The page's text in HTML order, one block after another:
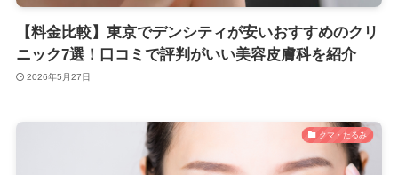
【料金比較】東京でデンシティが安いおすすめのクリ
ニック7選！口コミで評判がいい美容皮膚科を紹介
2026年5月27日
クマ・たるみ